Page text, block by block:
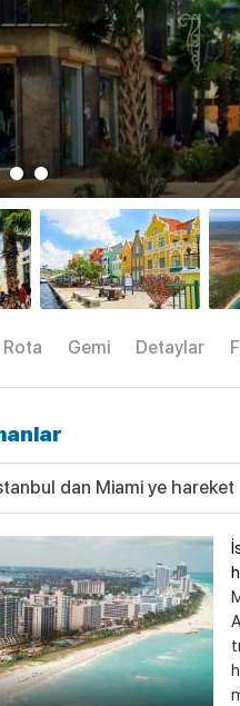
Rota Gemi Detaylar
dan Miami ye hareket